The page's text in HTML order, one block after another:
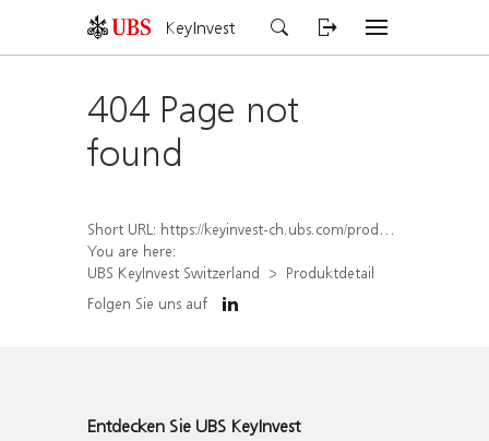
KeyInvest
404 Page not
found
Short URL: https://keyinvest-ch.ubs.com/produkt/detail/index/isin/CH1578796448
You are here:
UBS KeyInvest Switzerland
Produktdetail
Folgen Sie uns auf
Entdecken Sie UBS KeyInvest